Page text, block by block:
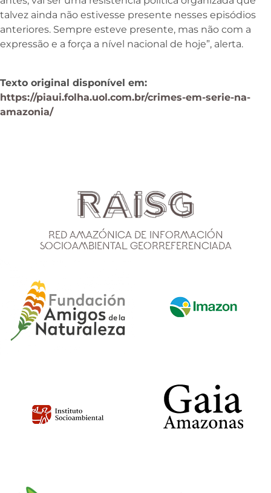
talvez ainda não estivesse presente nesses episódios
anteriores. Sempre esteve presente, mas não com a
expressão e a força a nível nacional de hoje”, alerta.
Texto original disponível em:
https://piaui.folha.uol.com.br/crimes-em-serie-na-
amazonia/
Red Amazónica de Información
Socioambiental Georreferenciada